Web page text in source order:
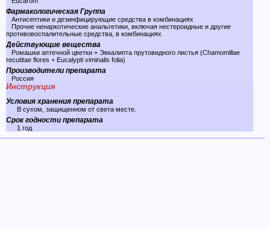
Фармакологическая Группа
Антисептики и дезинфицирующие средства в комбинациях
Прочие ненаркотические анальгетики, включая нестероидные и другие
противовоспалительные средства, в комбинациях
Действующие вещества
Ромашки аптечной цветки + Эвкалипта прутовидного листья (Chamomillae
recutitae flores + Eucalypti viminalis folia)
Производители препарата
Россия
Инструкция
Условия хранения препарата
В сухом, защищенном от света месте.
Срок годности препарата
1 год